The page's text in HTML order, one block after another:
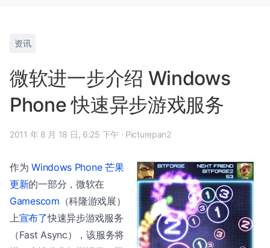
资讯
微软进一步介绍 Windows
Phone 快速异步游戏服务
2011 年 8 月 18 日, 6:25 下午 · Picturepan2
作为Windows Phone 芒果
更新的一部分，微软在
Gamescom （科隆游戏展）
上宣布了快速异步游戏服务
（Fast Async），该服务将